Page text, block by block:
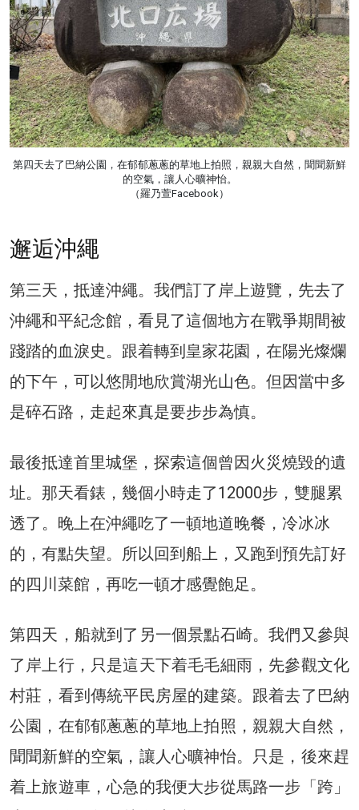
第四天去了巴納公園，在郁郁蔥蔥的草地上拍照，親親大自然，聞聞新鮮
的空氣，讓人心曠神怡。
（羅乃萱Facebook）
邂逅沖繩
第三天，抵達沖繩。我們訂了岸上遊覽，先去了
沖繩和平紀念館，看見了這個地方在戰爭期間被
踐踏的血淚史。跟着轉到皇家花園，在陽光燦爛
的下午，可以悠閒地欣賞湖光山色。但因當中多
是碎石路，走起來真是要步步為慎。
最後抵達首里城堡，探索這個曾因火災燒毀的遺
址。那天看錶，幾個小時走了12000步，雙腿累
透了。晚上在沖繩吃了一頓地道晚餐，冷冰冰
的，有點失望。所以回到船上，又跑到預先訂好
的四川菜館，再吃一頓才感覺飽足。
第四天，船就到了另一個景點石崎。我們又參與
了岸上行，只是這天下着毛毛細雨，先參觀文化
村莊，看到傳統平民房屋的建築。跟着去了巴納
公園，在郁郁蔥蔥的草地上拍照，親親大自然，
聞聞新鮮的空氣，讓人心曠神怡。只是，後來趕
着上旅遊車，心急的我便大步從馬路一步「跨」